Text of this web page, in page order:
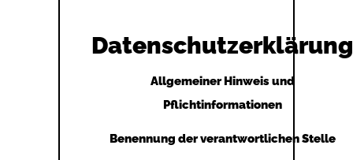
Datenschutzerklärung
Allgemeiner Hinweis und
Pflichtinformationen
Benennung der verantwortlichen Stelle